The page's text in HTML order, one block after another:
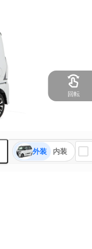
外装 内装